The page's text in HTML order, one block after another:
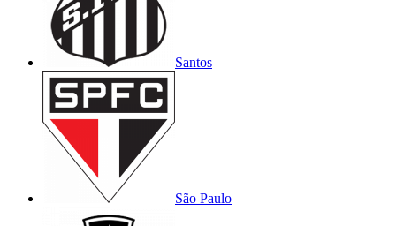
Santos
São Paulo